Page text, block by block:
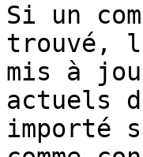
Si un
trouvé,
mis à
actuels
importé